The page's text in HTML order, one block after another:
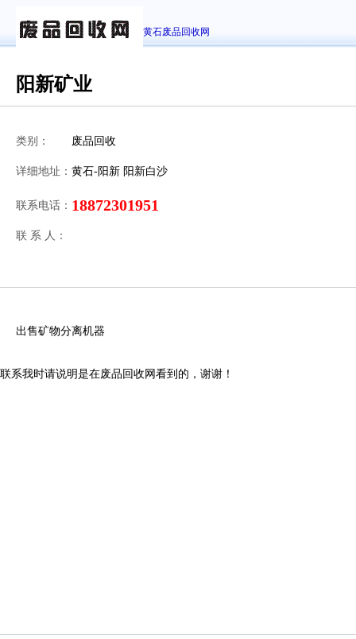
黄石废品回收网
阳新矿业
类别： 废品回收
详细地址： 黄石-阳新 阳新白沙
联系电话： 18872301951
联 系 人：
出售矿物分离机器
联系我时请说明是在废品回收网看到的，谢谢！